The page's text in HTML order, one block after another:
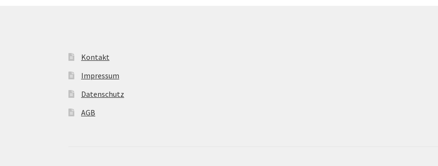
Kontakt
Impressum
Datenschutz
AGB